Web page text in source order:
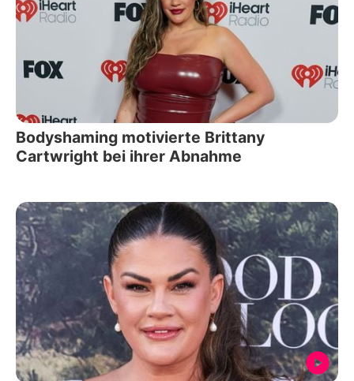
Bodyshaming motivierte Brittany
Cartwright bei ihrer Abnahme